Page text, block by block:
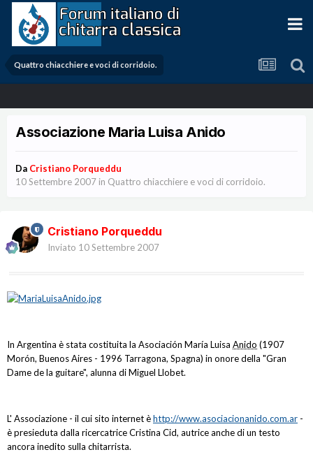
Quattro chiacchiere e voci di corridoio.
Associazione Maria Luisa Anido
Da Cristiano Porqueddu
10 Settembre 2007 in Quattro chiacchiere e voci di corridoio.
Cristiano Porqueddu
Inviato 10 Settembre 2007
In Argentina è stata costituita la Asociación María Luisa Anido (1907
Morón, Buenos Aires - 1996 Tarragona, Spagna) in onore della "Gran
Dame de la guitare", alunna di Miguel Llobet.
L' Associazione - il cui sito internet èhttp://www.asociacionanido.com.ar -
è presieduta dalla ricercatrice Cristina Cid, autrice anche di un testo
ancora inedito sulla chitarrista.